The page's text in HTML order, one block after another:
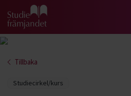
Gå till studiefrämjandets startsida
Tillbaka
Studiecirkel/kurs